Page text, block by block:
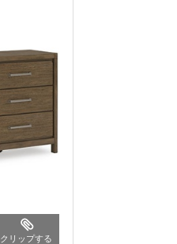
クリップする